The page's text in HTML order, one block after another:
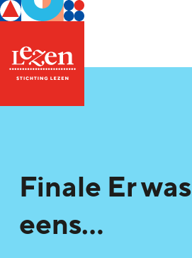
Finale Er was
eens…